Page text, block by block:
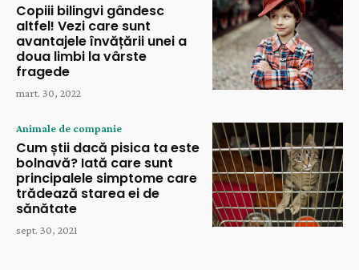
Copiii bilingvi gândesc
altfel! Vezi care sunt
avantajele învățării unei a
doua limbi la vârste
fragede
mart. 30, 2022
Animale de companie
Cum știi dacă pisica ta este
bolnavă? Iată care sunt
principalele simptome care
trădează starea ei de
sănătate
sept. 30, 2021